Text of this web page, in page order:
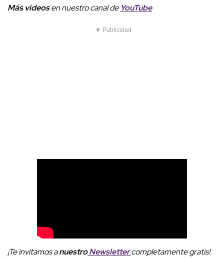
Más videosen nuestro canal de YouTube
▼ Publicidad
¡Te invitamos anuestroNewslettercompletamente gratis!